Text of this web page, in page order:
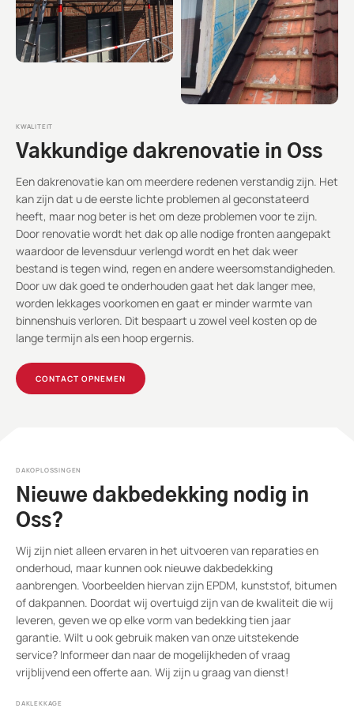
KWALITEIT
Vakkundige dakrenovatie in Oss
Een dakrenovatie kan om meerdere redenen verstandig zijn. Het
kan zijn dat u de eerste lichte problemen al geconstateerd
heeft, maar nog beter is het om deze problemen voor te zijn.
Door renovatie wordt het dak op alle nodige fronten aangepakt
waardoor de levensduur verlengd wordt en het dak weer
bestand is tegen wind, regen en andere weersomstandigheden.
Door uw dak goed te onderhouden gaat het dak langer mee,
worden lekkages voorkomen en gaat er minder warmte van
binnenshuis verloren. Dit bespaart u zowel veel kosten op de
lange termijn als een hoop ergernis.
CONTACT OPNEMEN
DAKOPLOSSINGEN
Nieuwe dakbedekking nodig in
Oss?
Wij zijn niet alleen ervaren in het uitvoeren van reparaties en
onderhoud, maar kunnen ook nieuwe dakbedekking
aanbrengen. Voorbeelden hiervan zijn EPDM, kunststof, bitumen
of dakpannen. Doordat wij overtuigd zijn van de kwaliteit die wij
leveren, geven we op elke vorm van bedekking tien jaar
garantie. Wilt u ook gebruik maken van onze uitstekende
service? Informeer dan naar de mogelijkheden of vraag
vrijblijvend een offerte aan. Wij zijn u graag van dienst!
DAKLEKKAGE